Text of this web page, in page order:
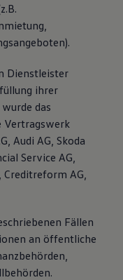
Dienstleister
ihrer
das
Vertragswerk
Audi AG, Skoda
Service AG,
Creditreform AG,
Fällen
an öffentliche